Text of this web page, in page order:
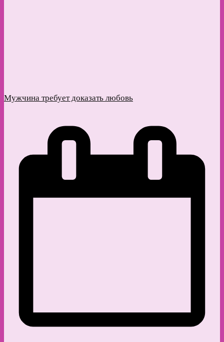
Мужчина требует доказать любовь